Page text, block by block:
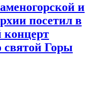
и
посетил в
святой Горы